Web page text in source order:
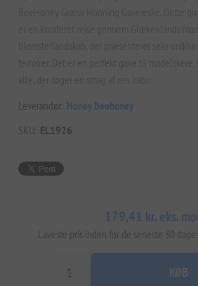
Leverandør: Honey Beehoney
SKU: EL1926
179,41 kr. eks.
Laveste pris inden for de seneste 30
KØB